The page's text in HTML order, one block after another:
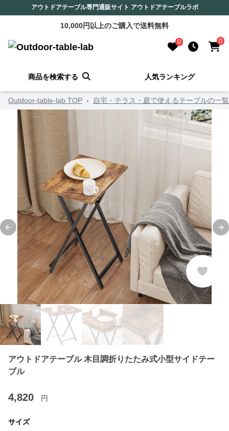
アウトドアテーブル専門通販サイト アウトドアテーブルラボ
10,000円以上のご購入で送料無料
0 0
商品を検索する 人気ランキング
Outdoor-table-lab TOP › 自宅・テラス・庭で使えるテーブルの一覧
Previous slide
アウトドアテーブル 木目調折りたたみ式小型サイドテー
ブル
4,820 円
サイズ